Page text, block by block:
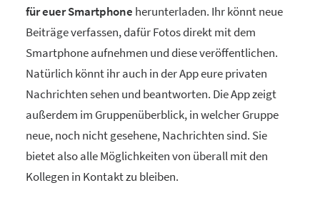
für euer Smartphone herunterladen. Ihr könnt neue
Beiträge verfassen, dafür Fotos direkt mit dem
Smartphone aufnehmen und diese veröffentlichen.
Natürlich könnt ihr auch in der App eure privaten
Nachrichten sehen und beantworten. Die App zeigt
außerdem im Gruppenüberblick, in welcher Gruppe
neue, noch nicht gesehene, Nachrichten sind. Sie
bietet also alle Möglichkeiten von überall mit den
Kollegen in Kontakt zu bleiben.